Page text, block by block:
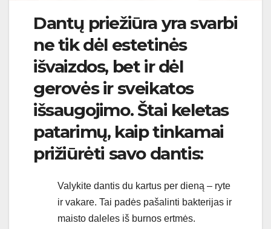
Dantų priežiūra yra svarbi
ne tik dėl estetinės
išvaizdos, bet ir dėl
gerovės ir sveikatos
išsaugojimo. Štai keletas
patarimų, kaip tinkamai
prižiūrėti savo dantis:
Valykite dantis du kartus per dieną – ryte
ir vakare. Tai padės pašalinti bakterijas ir
maisto daleles iš burnos ertmės.